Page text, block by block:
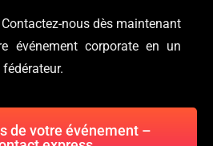
Contactez-nous dès maintenant
événement corporate en un
de votre événement –